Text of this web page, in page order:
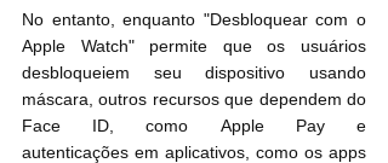
No entanto, enquanto "Desbloquear com o
Apple Watch" permite que os usuários
desbloqueiem seu dispositivo usando
máscara, outros recursos que dependem do
Face ID, como ‌Apple Pay‌ e
autenticações em aplicativos, como os apps